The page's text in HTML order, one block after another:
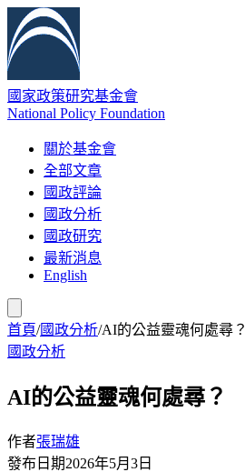
國家政策研究基金會
National Policy Foundation
關於基金會
全部文章
國政評論
國政分析
國政研究
最新消息
English
首頁/國政分析/AI的公益靈魂何處尋？
國政分析
AI的公益靈魂何處尋？
作者張瑞雄
發布日期2026年5月3日